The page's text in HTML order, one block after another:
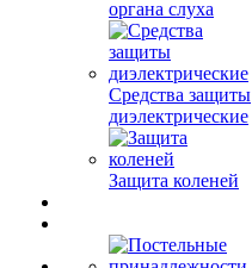
органа слуха
Средства защиты
диэлектрические
Защита коленей